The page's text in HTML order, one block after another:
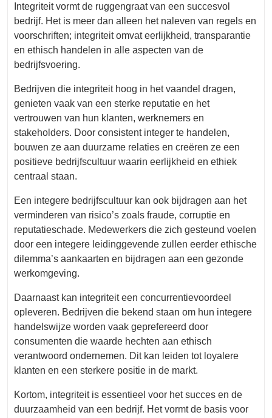
Integriteit vormt de ruggengraat van een succesvol
bedrijf. Het is meer dan alleen het naleven van regels en
voorschriften; integriteit omvat eerlijkheid, transparantie
en ethisch handelen in alle aspecten van de
bedrijfsvoering.
Bedrijven die integriteit hoog in het vaandel dragen,
genieten vaak van een sterke reputatie en het
vertrouwen van hun klanten, werknemers en
stakeholders. Door consistent integer te handelen,
bouwen ze aan duurzame relaties en creëren ze een
positieve bedrijfscultuur waarin eerlijkheid en ethiek
centraal staan.
Een integere bedrijfscultuur kan ook bijdragen aan het
verminderen van risico’s zoals fraude, corruptie en
reputatieschade. Medewerkers die zich gesteund voelen
door een integere leidinggevende zullen eerder ethische
dilemma’s aankaarten en bijdragen aan een gezonde
werkomgeving.
Daarnaast kan integriteit een concurrentievoordeel
opleveren. Bedrijven die bekend staan om hun integere
handelswijze worden vaak geprefereerd door
consumenten die waarde hechten aan ethisch
verantwoord ondernemen. Dit kan leiden tot loyalere
klanten en een sterkere positie in de markt.
Kortom, integriteit is essentieel voor het succes en de
duurzaamheid van een bedrijf. Het vormt de basis voor